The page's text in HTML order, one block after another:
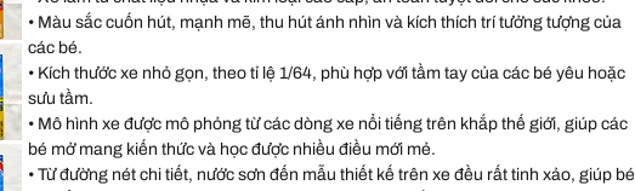
• Màu sắc cuốn hút, mạnh mẽ, thu hút ánh nhìn và kích thích trí tưởng tượng của
các bé.
• Kích thước xe nhỏ gọn, theo tỉ lệ 1/64, phù hợp với tầm tay của các bé yêu hoặc
sưu tầm.
• Mô hình xe được mô phỏng từ các dòng xe nổi tiếng trên khắp thế giới, giúp các
bé mở mang kiến thức và học được nhiều điều mới mẻ.
• Từ đường nét chi tiết, nước sơn đến mẫu thiết kế trên xe đều rất tinh xảo, giúp bé